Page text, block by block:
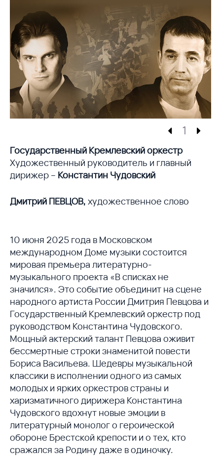
1
Государственный Кремлевский оркестр
Художественный руководитель и главный
дирижер – Константин Чудовский
Дмитрий ПЕВЦОВ, художественное слово
10 июня 2025 года в Московском
международном Доме музыки состоится
мировая премьера литературно-
музыкального проекта «В списках не
значился». Это событие объединит на сцене
народного артиста России Дмитрия Певцова и
Государственный Кремлевский оркестр под
руководством Константина Чудовского.
Мощный актерский талант Певцова оживит
бессмертные строки знаменитой повести
Бориса Васильева. Шедевры музыкальной
классики в исполнении одного из самых
молодых и ярких оркестров страны и
харизматичного дирижера Константина
Чудовского вдохнут новые эмоции в
литературный монолог о героической
обороне Брестской крепости и о тех, кто
сражался за Родину даже в одиночку.